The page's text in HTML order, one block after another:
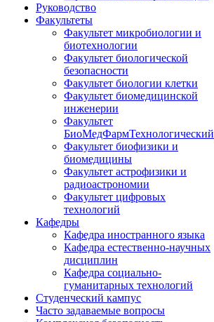
Руководство
Факультеты
Факультет микробиологии и
биотехнологии
Факультет биологической
безопасности
Факультет биологии клетки
Факультет биомедицинской
инженерии
Факультет
БиоМедФармТехнологический
Факультет биофизики и
биомедицины
Факультет астрофизики и
радиоастрономии
Факультет цифровых
технологий
Кафедры
Кафедра иностранного языка
Кафедра естественно-научных
дисциплин
Кафедра социально-
гуманитарных технологий
Студенческий кампус
Часто задаваемые вопросы